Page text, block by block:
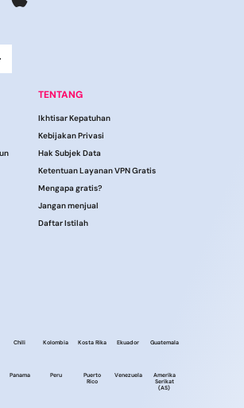
TENTANG
Ikhtisar Kepatuhan
Kebijakan Privasi
Hak Subjek Data
Ketentuan Layanan VPN Gratis
Mengapa gratis?
Jangan menjual
Daftar Istilah
Chili Kolombia Kosta Rika Ekuador Guatemala
Panama Peru
Puerto
Rico
Venezuela
Amerika
Serikat
(AS)